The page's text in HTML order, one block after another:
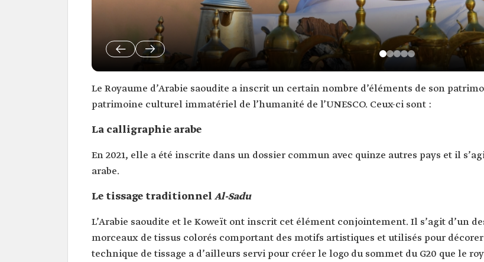
Le Royaume d’Arabie saoudite a inscrit un certain nombre d’éléments de son
patrimoine culturel immatériel de l’humanité de l’UNESCO. Ceux-ci sont :
La calligraphie arabe
En 2021, elle a été inscrite dans un dossier commun avec quinze autres pays et il
arabe.
Le tissage traditionnel Al-Sadu
L’Arabie saoudite et le Koweït ont inscrit cet élément conjointement. Il s’agit d’un
morceaux de tissus colorés comportant des motifs artistiques et utilisés pour
technique de tissage a d’ailleurs servi pour créer le logo du sommet du G20 que le